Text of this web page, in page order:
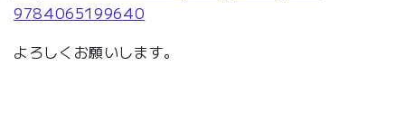
9784065199640
よろしくお願いします。